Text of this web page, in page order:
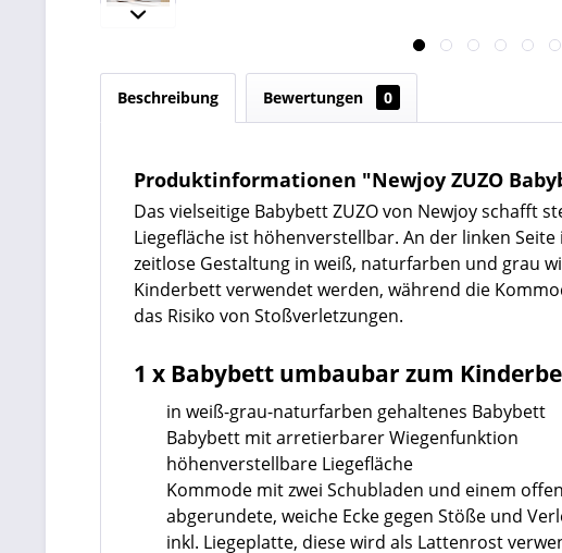
Beschreibung Bewertungen 0
Produktinformationen "Newjoy ZUZO
Das vielseitige Babybett ZUZO von Newjoy schafft
Liegefläche ist höhenverstellbar. An der linken
zeitlose Gestaltung in weiß, naturfarben und grau
Kinderbett verwendet werden, während die
das Risiko von Stoßverletzungen.
1 x Babybett umbaubar zum
in weiß-grau-naturfarben gehaltenes Babybett
Babybett mit arretierbarer Wiegenfunktion
höhenverstellbare Liegefläche
Kommode mit zwei Schubladen und einem
abgerundete, weiche Ecke gegen Stöße und
inkl. Liegeplatte, diese wird als Lattenrost